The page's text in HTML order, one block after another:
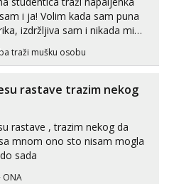
i ja! Volim kada sam puna
izdržljiva sam i nikada mi
bilo kad i bilo gdje zato se
i nadji me tamo, cekam te!
traži mušku osobu
rastave trazim nekog
rastave , trazim nekog da
mnom ono sto nisam mogla
sada
ONA